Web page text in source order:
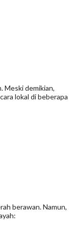
Meski demikian,
lokal di beberapa
berawan. Namun,